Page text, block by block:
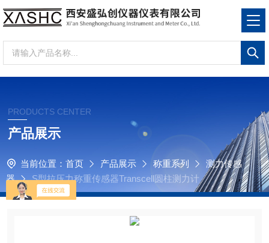
PRODUCTS CENTER
产品展示
当前位置： 首页 产品展示 称重系列
测力传感
器
S型拉压力称重传感器Transcell圆柱测力计